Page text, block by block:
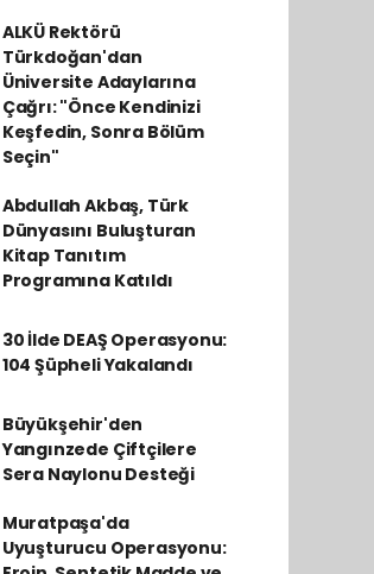
ALKÜ Rektörü
Türkdoğan'dan
Üniversite Adaylarına
Çağrı: "Önce Kendinizi
Keşfedin, Sonra Bölüm
Seçin"
Abdullah Akbaş, Türk
Dünyasını Buluşturan
Kitap Tanıtım
Programına Katıldı
30 İlde DEAŞ Operasyonu:
104 Şüpheli Yakalandı
Büyükşehir'den
Yangınzede Çiftçilere
Sera Naylonu Desteği
Muratpaşa'da
Uyuşturucu Operasyonu: